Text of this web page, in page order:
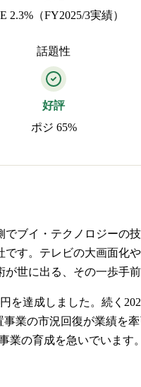
2.3%（FY2025/3実績）
話題性
好評
ポジ 65%
ブイ・テクノロジーの
す。テレビの大画面化
世に出る、その一歩手
を達成しました。続く
業の市況回復が業績を
の育成を急いでいま